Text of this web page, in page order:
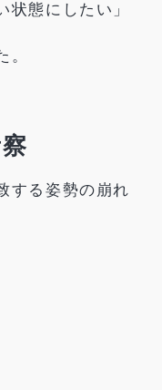
状態にしたい」
。
する姿勢の崩れ